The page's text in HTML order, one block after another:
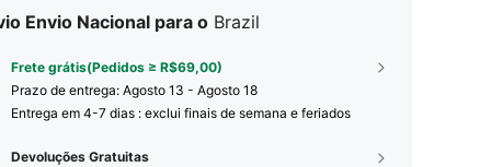
Envio Nacional para o Brazil
Frete grátis(Pedidos ≥ R$69,00)
Prazo de entrega: Agosto 13 - Agosto 18
Entrega em 4-7 dias : exclui finais de semana e feriados
Devoluções Gratuitas